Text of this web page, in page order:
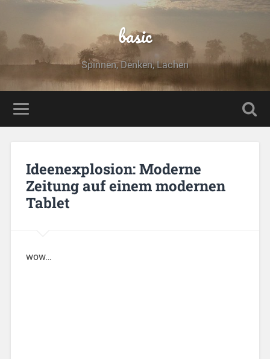
basic
Spinnen, Denken, Lachen
Ideenexplosion: Moderne
Zeitung auf einem modernen
Tablet
wow…